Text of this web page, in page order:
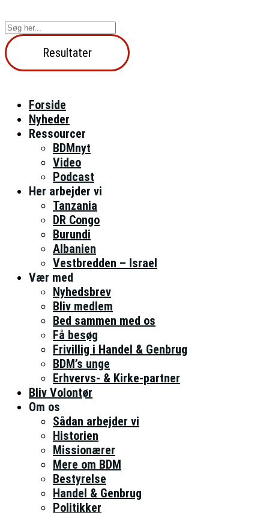
til
indhold
Search
...
Resultater
Forside
Nyheder
Ressourcer
BDMnyt
Video
Podcast
Her arbejder vi
Tanzania
DR Congo
Burundi
Albanien
Vestbredden – Israel
Vær med
Nyhedsbrev
Bliv medlem
Bed sammen med os
Få besøg
Frivillig i Handel & Genbrug
BDM’s unge
Erhvervs- & Kirke-partner
Bliv Volontør
Om os
Sådan arbejder vi
Historien
Missionærer
Mere om BDM
Bestyrelse
Handel & Genbrug
Politikker